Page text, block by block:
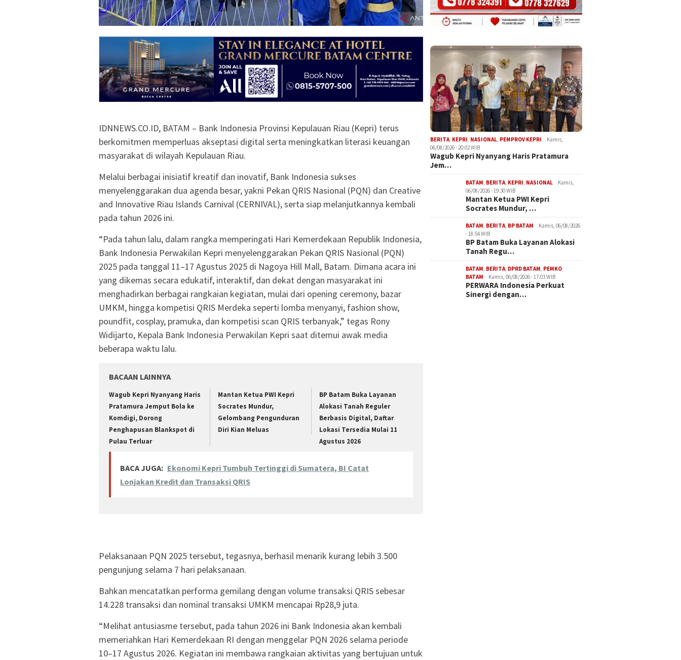
IDNNEWS.CO.ID, ​BATAM – Bank Indonesia Provinsi Kepulauan Riau (Kepri) terus
berkomitmen memperluas akseptasi digital serta meningkatkan literasi keuangan
masyarakat di wilayah Kepulauan Riau.
Melalui berbagai inisiatif kreatif dan inovatif, Bank Indonesia sukses
menyelenggarakan dua agenda besar, yakni Pekan QRIS Nasional (PQN) dan Creative
and Innovative Riau Islands Carnival (CERNIVAL), serta siap melanjutkannya kembali
pada tahun 2026 ini.
“Pada tahun lalu, dalam rangka memperingati Hari Kemerdekaan Republik Indonesia,
Bank Indonesia Perwakilan Kepri menyelenggarakan Pekan QRIS Nasional (PQN)
2025 pada tanggal 11–17 Agustus 2025 di Nagoya Hill Mall, Batam. Dimana acara ini
yang dikemas secara edukatif, interaktif, dan dekat dengan masyarakat ini
menghadirkan berbagai rangkaian kegiatan, mulai dari opening ceremony, bazar
UMKM, hingga kompetisi QRIS Merdeka seperti lomba menyanyi, fashion show,
poundfit, cosplay, pramuka, dan kompetisi scan QRIS terbanyak,” tegas Rony
Widijarto, Kepala Bank Indonesia Perwakilan Kepri saat ditemui awak media
beberapa waktu lalu.
BACAAN LAINNYA
Wagub Kepri Nyanyang Haris
Pratamura Jemput Bola ke
Komdigi, Dorong
Penghapusan Blankspot di
Pulau Terluar
Mantan Ketua PWI Kepri
Socrates Mundur,
Gelombang Pengunduran
Diri Kian Meluas
BP Batam Buka Layanan
Alokasi Tanah Reguler
Berbasis Digital, Daftar
Lokasi Tersedia Mulai 11
Agustus 2026
BACA JUGA: Ekonomi Kepri Tumbuh Tertinggi di Sumatera, BI Catat
Lonjakan Kredit dan Transaksi QRIS
​Pelaksanaan PQN 2025 tersebut, tegasnya, berhasil menarik kurang lebih 3.500
pengunjung selama 7 hari pelaksanaan.
Bahkan mencatatkan performa gemilang dengan volume transaksi QRIS sebesar
14.228 transaksi dan nominal transaksi UMKM mencapai Rp28,9 juta.
“​Melihat antusiasme tersebut, pada tahun 2026 ini Bank Indonesia akan kembali
memeriahkan Hari Kemerdekaan RI dengan menggelar PQN 2026 selama periode
10–17 Agustus 2026. Kegiatan ini membawa rangkaian aktivitas yang bertujuan untuk
BERITA, KEPRI, NASIONAL, PEMPROV KEPRI
Kamis,
06/08/2026 - 20:02 WIB
Wagub Kepri Nyanyang Haris Pratamura
Jem…
BATAM, BERITA, KEPRI, NASIONAL
Kamis,
06/08/2026 - 19:30 WIB
Mantan Ketua PWI Kepri
Socrates Mundur, …
BATAM, BERITA, BP BATAM
Kamis, 06/08/2026
- 18:54 WIB
BP Batam Buka Layanan Alokasi
Tanah Regu…
BATAM, BERITA, DPRD BATAM, PEMKO
BATAM
Kamis, 06/08/2026 - 17:03 WIB
PERWARA Indonesia Perkuat
Sinergi dengan…